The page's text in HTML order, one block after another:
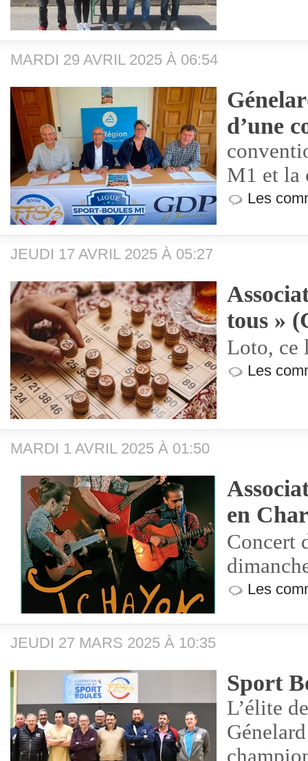
MARDI 29 AVRIL 2025 À 06:54
d’une
M1 et la
Les
JEUDI 17 AVRIL 2025 À 05:27
tous »
Loto, ce
Les
MARDI 1 AVRIL 2025 À 01:50
en
Concert
Les
JEUDI 27 MARS 2025 À 10:35
Sport
L’élite